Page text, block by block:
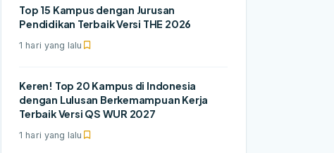
Top 15 Kampus dengan Jurusan
Pendidikan Terbaik Versi THE 2026
1 hari yang lalu
Keren! Top 20 Kampus di Indonesia
dengan Lulusan Berkemampuan Kerja
Terbaik Versi QS WUR 2027
1 hari yang lalu